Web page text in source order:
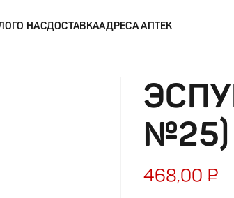
О НАСДОСТАВКААДРЕСА АПТЕК
№25)
468,00 ₽